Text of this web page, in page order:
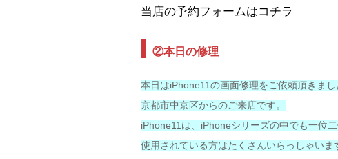
当店の予約フォームはコチラ
②本日の修理
本日はiPhone11の画面修理をご依頼頂きまし
京都市中京区からのご来店です。
iPhone11は、iPhoneシリーズの中でも一位
使用されている方はたくさんいらっしゃいま